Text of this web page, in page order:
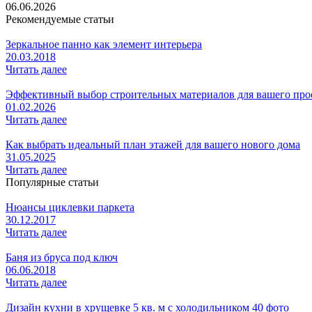
06.06.2026
Рекомендуемые статьи
Зеркальное панно как элемент интерьера
20.03.2018
Читать далее
Эффективный выбор строительных материалов для вашего
01.02.2026
Читать далее
Как выбрать идеальный план этажей для вашего нового дома
31.05.2025
Читать далее
Популярные статьи
Нюансы циклевки паркета
30.12.2017
Читать далее
Баня из бруса под ключ
06.06.2018
Читать далее
Дизайн кухни в хрущевке 5 кв. м с холодильником 40 фото